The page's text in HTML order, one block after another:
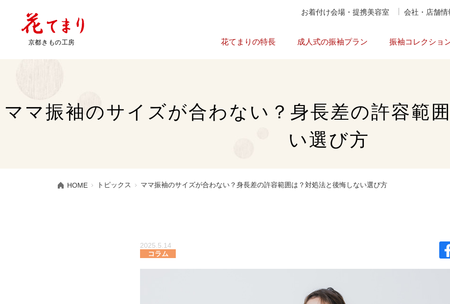
お着付け会場・提携美容室 会社・店舗情
花てまりの特長 成人式の振袖プラン 振袖コレクショ
HOME トピックス ママ振袖のサイズが合わない？身長差の許容範囲は？対処法と後悔しない選び方
ママ振袖のサイズが合わない？身長差の許容範
い選び方
2025.5.14
コラム